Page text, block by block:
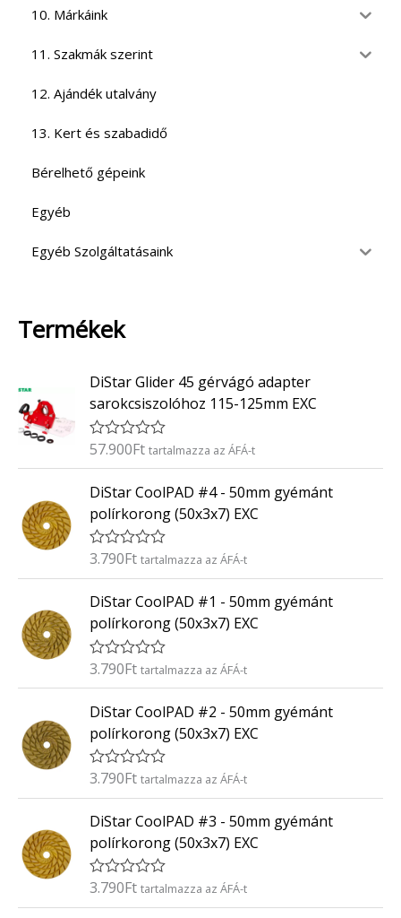
10. Márkáink
11. Szakmák szerint
12. Ajándék utalvány
13. Kert és szabadidő
Bérelhető gépeink
Egyéb
Egyéb Szolgáltatásaink
Termékek
DiStar Glider 45 gérvágó adapter
sarokcsiszolóhoz 115-125mm EXC
É
é
e
l
s
:
/
5
57.900Ft tartalmazza az ÁFÁ-t
DiStar CoolPAD #4 - 50mm gyémánt
polírkorong (50x3x7) EXC
É
é
e
l
é
s
:
/
5
3.790Ft tartalmazza az ÁFÁ-t
DiStar CoolPAD #1 - 50mm gyémánt
polírkorong (50x3x7) EXC
É
é
e
l
é
s
:
/
5
3.790Ft tartalmazza az ÁFÁ-t
DiStar CoolPAD #2 - 50mm gyémánt
polírkorong (50x3x7) EXC
É
é
e
l
s
:
3.790Ft tartalmazza az ÁFÁ-t
DiStar CoolPAD #3 - 50mm gyémánt
polírkorong (50x3x7) EXC
É
3.790Ft tartalmazza az ÁFÁ-t